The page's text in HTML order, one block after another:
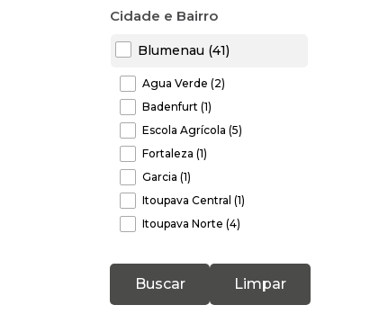
Cidade e Bairro
Blumenau (41)
Água Verde (2)
Badenfurt (1)
Escola Agrícola (5)
Fortaleza (1)
Garcia (1)
Itoupava Central (1)
Itoupava Norte (4)
Itoupavazinha (3)
Buscar Limpar